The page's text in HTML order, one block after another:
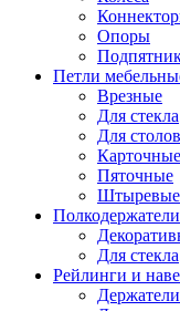
Опоры
Петли
Врезные
Для стекла
Для столов
Карточные
Пяточные
Штыревые
Полкодержатели
Для стекла
Рейлинги и